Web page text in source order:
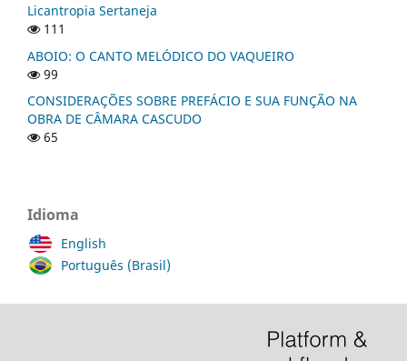
Licantropia Sertaneja
111
ABOIO: O CANTO MELÓDICO DO VAQUEIRO
99
CONSIDERAÇÕES SOBRE PREFÁCIO E SUA FUNÇÃO NA
OBRA DE CÂMARA CASCUDO
65
Idioma
English
Português (Brasil)